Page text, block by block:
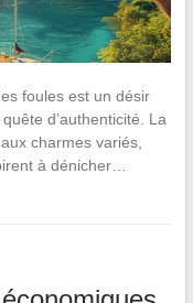
foules est un désir
d’authenticité. La
charmes variés,
à dénicher…